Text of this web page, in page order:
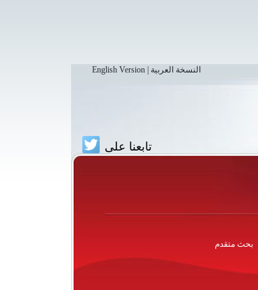
النسخة العربية English Version
تابعنا على
بحث متقدم